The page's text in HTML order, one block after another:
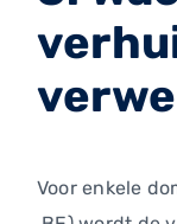
Voor enkele